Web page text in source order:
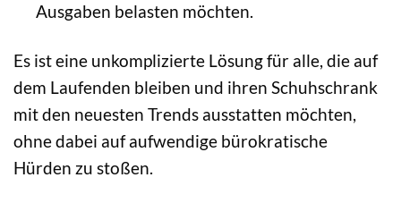
Ausgaben belasten möchten.
Es ist eine unkomplizierte Lösung für alle, die auf
dem Laufenden bleiben und ihren Schuhschrank
mit den neuesten Trends ausstatten möchten,
ohne dabei auf aufwendige bürokratische
Hürden zu stoßen.